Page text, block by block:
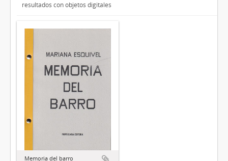
resultados con objetos digitales
Memoria del barro